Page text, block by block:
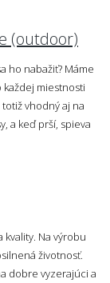
(outdoor)
ho nabažiť? Máme
miestnosti
vhodný aj na
a keď prší, spieva
Na výrobu
životnosť.
dobre vyzerajúci a